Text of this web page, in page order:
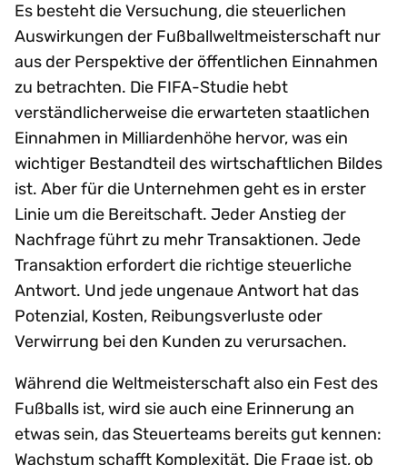
Es besteht die Versuchung, die steuerlichen
Auswirkungen der Fußballweltmeisterschaft nur
aus der Perspektive der öffentlichen Einnahmen
zu betrachten. Die FIFA-Studie hebt
verständlicherweise die erwarteten staatlichen
Einnahmen in Milliardenhöhe hervor, was ein
wichtiger Bestandteil des wirtschaftlichen Bildes
ist. Aber für die Unternehmen geht es in erster
Linie um die Bereitschaft. Jeder Anstieg der
Nachfrage führt zu mehr Transaktionen. Jede
Transaktion erfordert die richtige steuerliche
Antwort. Und jede ungenaue Antwort hat das
Potenzial, Kosten, Reibungsverluste oder
Verwirrung bei den Kunden zu verursachen.
Während die Weltmeisterschaft also ein Fest des
Fußballs ist, wird sie auch eine Erinnerung an
etwas sein, das Steuerteams bereits gut kennen:
Wachstum schafft Komplexität. Die Frage ist, ob